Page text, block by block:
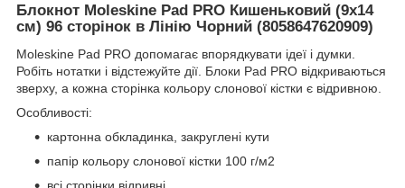
Блокнот Moleskine Pad PRO Кишеньковий (9x14
см) 96 сторінок в Лінію Чорний (8058647620909)
Moleskine Pad PRO допомагає впорядкувати ідеї і думки.
Робіть нотатки і відстежуйте дії. Блоки Pad PRO відкриваються
зверху, а кожна сторінка кольору слонової кістки є відривною.
Особливості:
картонна обкладинка, закруглені кути
папір кольору слонової кістки 100 г/м2
всі сторінки відривні